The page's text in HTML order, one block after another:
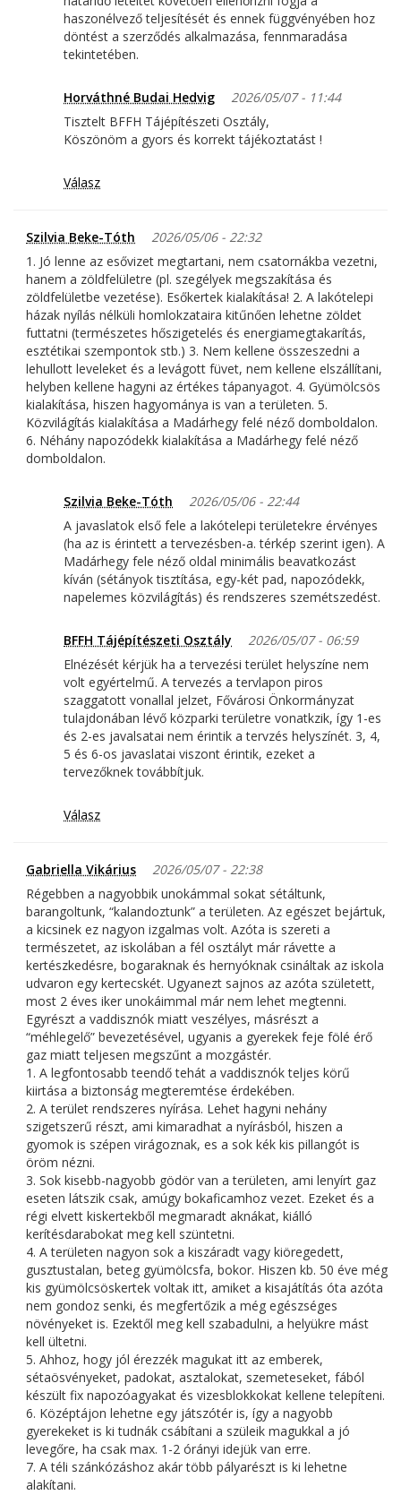
haszonélvező teljesítését és ennek függvényében hoz
döntést a szerződés alkalmazása, fennmaradása
tekintetében.
Horváthné Budai Hedvig
2026/05/07 - 11:44
Tisztelt BFFH Tájépítészeti Osztály,
Köszönöm a gyors és korrekt tájékoztatást !
Válasz
Szilvia Beke-Tóth
2026/05/06 - 22:32
1. Jó lenne az esővizet megtartani, nem csatornákba vezetni,
hanem a zöldfelületre (pl. szegélyek megszakítása és
zöldfelületbe vezetése). Esőkertek kialakítása! 2. A lakótelepi
házak nyílás nélküli homlokzataira kitűnően lehetne zöldet
futtatni (természetes hőszigetelés és energiamegtakarítás,
esztétikai szempontok stb.) 3. Nem kellene összeszedni a
lehullott leveleket és a levágott füvet, nem kellene elszállítani,
helyben kellene hagyni az értékes tápanyagot. 4. Gyümölcsös
kialakítása, hiszen hagyománya is van a területen. 5.
Közvilágítás kialakítása a Madárhegy felé néző domboldalon.
6. Néhány napozódekk kialakítása a Madárhegy felé néző
domboldalon.
Szilvia Beke-Tóth
2026/05/06 - 22:44
A javaslatok első fele a lakótelepi területekre érvényes
(ha az is érintett a tervezésben-a. térkép szerint igen). A
Madárhegy fele néző oldal minimális beavatkozást
kíván (sétányok tisztítása, egy-két pad, napozódekk,
napelemes közvilágítás) és rendszeres szemétszedést.
BFFH Tájépítészeti Osztály
2026/05/07 - 06:59
Elnézését kérjük ha a tervezési terület helyszíne nem
volt egyértelmű. A tervezés a tervlapon piros
szaggatott vonallal jelzet, Fővárosi Önkormányzat
tulajdonában lévő közparki területre vonatkzik, így 1-es
és 2-es javalsatai nem érintik a tervzés helyszínét. 3, 4,
5 és 6-os javaslatai viszont érintik, ezeket a
tervezőknek továbbítjuk.
Válasz
Gabriella Vikárius
2026/05/07 - 22:38
Régebben a nagyobbik unokámmal sokat sétáltunk,
barangoltunk, “kalandoztunk” a területen. Az egészet bejártuk,
a kicsinek ez nagyon izgalmas volt. Azóta is szereti a
természetet, az iskolában a fél osztályt már rávette a
kertészkedésre, bogaraknak és hernyóknak csináltak az iskola
udvaron egy kertecskét. Ugyanezt sajnos az azóta született,
most 2 éves iker unokáimmal már nem lehet megtenni.
Egyrészt a vaddisznók miatt veszélyes, másrészt a
“méhlegelő” bevezetésével, ugyanis a gyerekek feje fölé érő
gaz miatt teljesen megszűnt a mozgástér.
1. A legfontosabb teendő tehát a vaddisznók teljes körű
kiirtása a biztonság megteremtése érdekében.
2. A terület rendszeres nyírása. Lehet hagyni nehány
szigetszerű részt, ami kimaradhat a nyírásból, hiszen a
gyomok is szépen virágoznak, es a sok kék kis pillangót is
öröm nézni.
3. Sok kisebb-nagyobb gödör van a területen, ami lenyírt gaz
eseten látszik csak, amúgy bokaficamhoz vezet. Ezeket és a
régi elvett kiskertekből megmaradt aknákat, kiálló
kerítésdarabokat meg kell szüntetni.
4. A területen nagyon sok a kiszáradt vagy kiöregedett,
gusztustalan, beteg gyümölcsfa, bokor. Hiszen kb. 50 éve még
kis gyümölcsöskertek voltak itt, amiket a kisajátítás óta azóta
nem gondoz senki, és megfertőzik a még egészséges
növényeket is. Ezektől meg kell szabadulni, a helyükre mást
kell ültetni.
5. Ahhoz, hogy jól érezzék magukat itt az emberek,
sétaösvényeket, padokat, asztalokat, szemeteseket, fából
készült fix napozóagyakat és vizesblokkokat kellene telepíteni.
6. Középtájon lehetne egy játszótér is, így a nagyobb
gyerekeket is ki tudnák csábítani a szüleik magukkal a jó
levegőre, ha csak max. 1-2 órányi idejük van erre.
7. A téli szánkózáshoz akár több pályarészt is ki lehetne
alakítani.